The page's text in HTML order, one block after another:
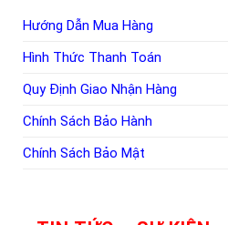
Hướng Dẫn Mua Hàng
Hình Thức Thanh Toán
Quy Định Giao Nhận Hàng
Chính Sách Bảo Hành
Chính Sách Bảo Mật